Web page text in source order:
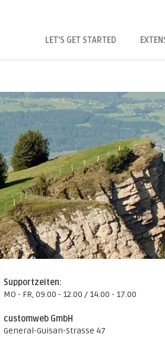
LET'S GET STARTED
Supportzeiten:
MO - FR, 09.00 - 12.00 / 14.00 - 17.00
customweb GmbH
General-Guisan-Strasse 47